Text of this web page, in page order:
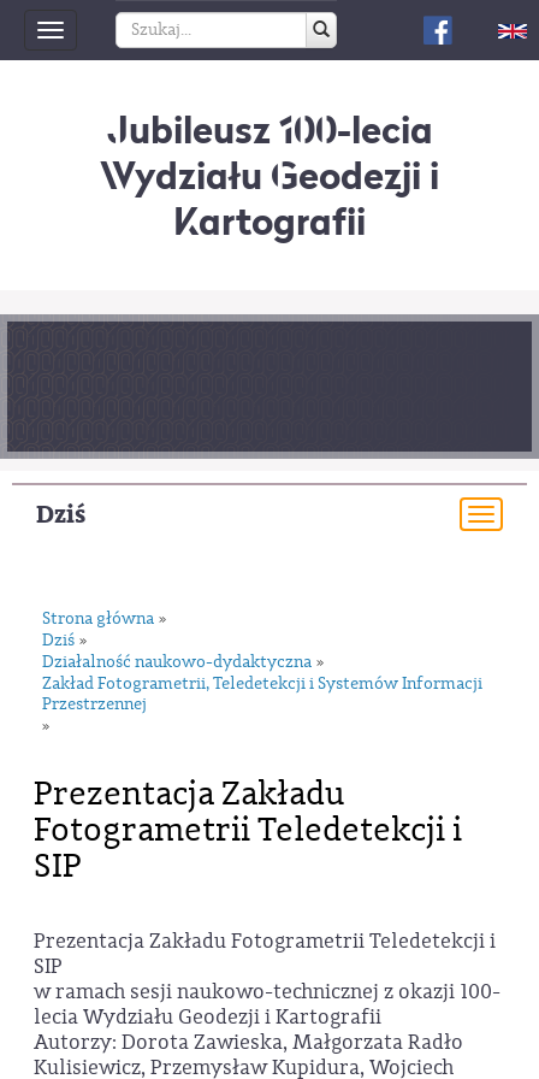
Toggle
navigation
Jubileusz 100-lecia
Wydziału Geodezji i
Kartografii
Dziś
Strona główna »
Dziś »
Działalność naukowo-dydaktyczna »
Zakład Fotogrametrii, Teledetekcji i Systemów Informacji
Przestrzennej
»
Prezentacja Zakładu
Fotogrametrii Teledetekcji i
SIP
Prezentacja Zakładu Fotogrametrii Teledetekcji i
SIP
w ramach sesji naukowo-technicznej z okazji 100-
lecia Wydziału Geodezji i Kartografii
Autorzy: Dorota Zawieska, Małgorzata Radło
Kulisiewicz, Przemysław Kupidura, Wojciech